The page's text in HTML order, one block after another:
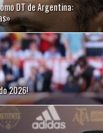
DT de Argentina:
2026!